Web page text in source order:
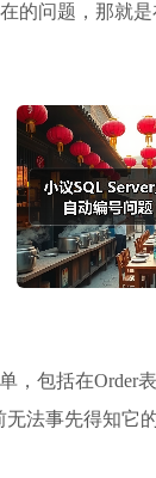
问题，那就
包括在Order
法事先得知